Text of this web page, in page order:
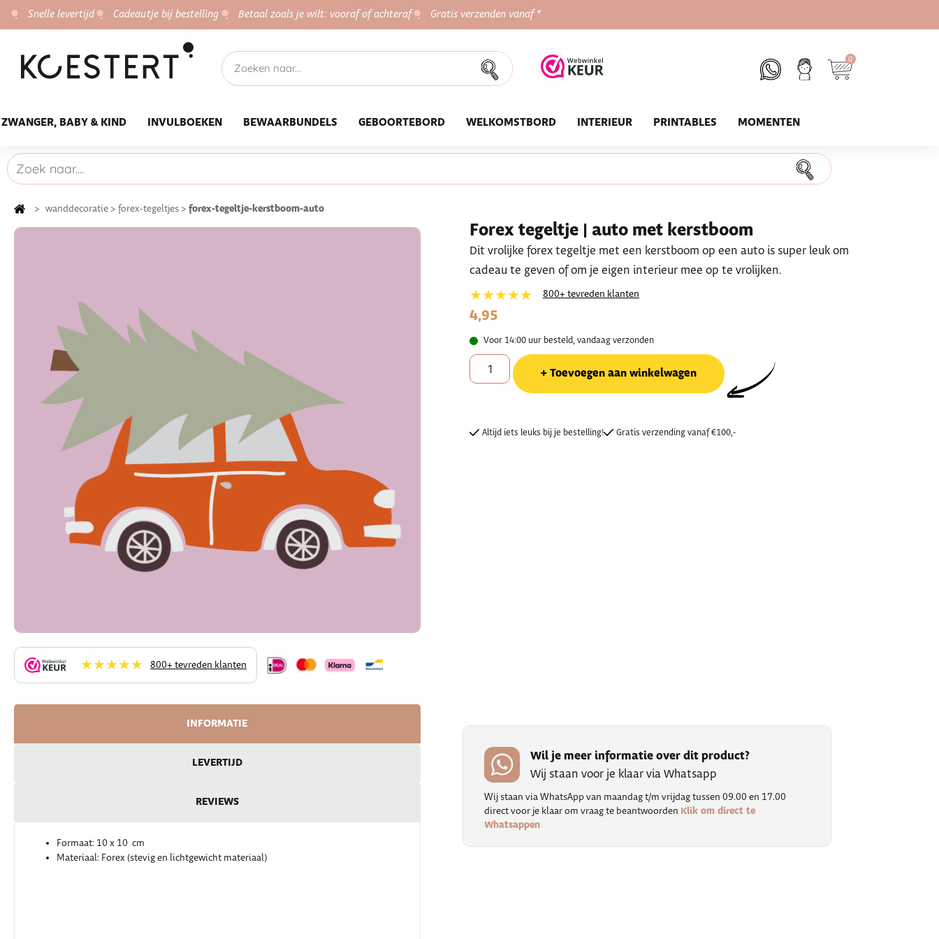
Snelle levertijd Cadeautje bij bestelling Betaal zoals je wilt: vooraf of achteraf Gratis verzenden vanaf *
0
ZWANGER, BABY & KIND INVULBOEKEN BEWAARBUNDELS GEBOORTEBORD WELKOMSTBORD INTERIEUR PRINTABLES MOMENTEN
> wanddecoratie > forex-tegeltjes > forex-tegeltje-kerstboom-auto
★★★★★ 800+ tevreden klanten
Forex tegeltje | auto met kerstboom
Dit vrolijke forex tegeltje met een kerstboom op een auto is super leuk om
cadeau te geven of om je eigen interieur mee op te vrolijken.
★★★★★ 800+ tevreden klanten
4,95
Voor 14:00 uur besteld, vandaag verzonden
Toevoegen aan winkelwagen
Altijd iets leuks bij je bestelling! Gratis verzending vanaf €100,-
INFORMATIE
LEVERTIJD
REVIEWS
Formaat: 10 x 10 cm
Materiaal: Forex (stevig en lichtgewicht materiaal)
Wil je meer informatie over dit product?
Wij staan voor je klaar via Whatsapp
Wij staan via WhatsApp van maandag t/m vrijdag tussen 09.00 en 17.00
direct voor je klaar om vraag te beantwoorden Klik om direct te
Whatsappen